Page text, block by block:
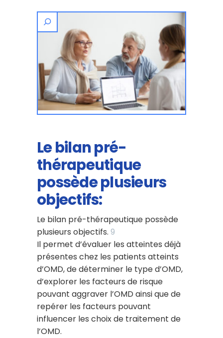
Le bilan pré-
thérapeutique
possède plusieurs
objectifs:
Le bilan pré-thérapeutique possède
plusieurs objectifs. 9
Il permet d’évaluer les atteintes déjà
présentes chez les patients atteints
d’OMD, de déterminer le type d’OMD,
d’explorer les facteurs de risque
pouvant aggraver l’OMD ainsi que de
repérer les facteurs pouvant
influencer les choix de traitement de
l’OMD.